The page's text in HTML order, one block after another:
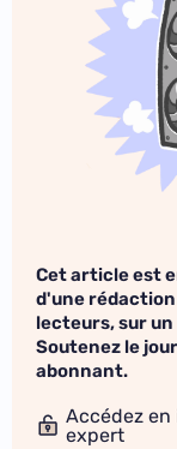
Cet article est
d'une rédaction
lecteurs, sur
Soutenez le
abonnant.
Accédez
expert